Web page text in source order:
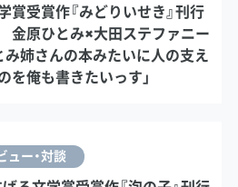
賞受賞作『みどりいせき』刊行
原ひとみ×大田ステファニー
み姉さんの本みたいに人の支え
を俺も書きたいっす」
ュー・対談